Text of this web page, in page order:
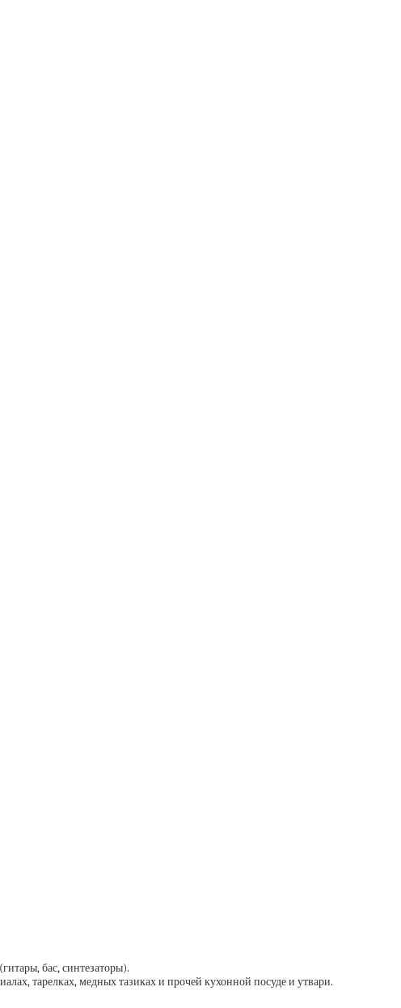
бас, синтезаторы).
тарелках, медных тазиках и прочей кухонной посуде и утвари.